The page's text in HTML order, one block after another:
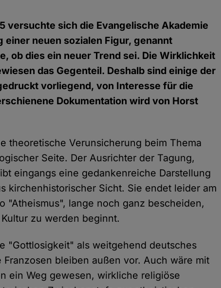
versuchte sich die Evangelische Akademie
neuen sozialen Figur, genannt
ob dies ein neuer Trend sei. Die Wirklichkeit
das Gegenteil. Deshalb sind einige der
vorliegend, von Interesse für die
Dokumentation wird von Horst
theoretische Verunsicherung beim Thema
Seite. Der Ausrichter der Tagung,
eingangs eine gedankenreiche Darstellung
kirchenhistorischer Sicht. Sie endet leider am
"Atheismus", lange noch ganz bescheiden,
zu werden beginnt.
"Gottlosigkeit" als weitgehend deutsches
bleiben außen vor. Auch wäre mit
ein Weg gewesen, wirkliche religiöse